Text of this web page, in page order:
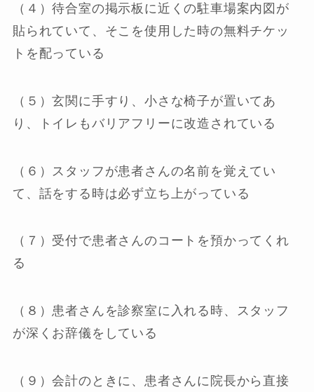
（４）待合室の掲示板に近くの駐車場案内図が
貼られていて、そこを使用した時の無料チケッ
トを配っている
（５）玄関に手すり、小さな椅子が置いてあ
り、トイレもバリアフリーに改造されている
（６）スタッフが患者さんの名前を覚えてい
て、話をする時は必ず立ち上がっている
（７）受付で患者さんのコートを預かってくれ
る
（８）患者さんを診察室に入れる時、スタッフ
が深くお辞儀をしている
（９）会計のときに、患者さんに院長から直接